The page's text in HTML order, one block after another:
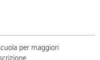
per maggiori